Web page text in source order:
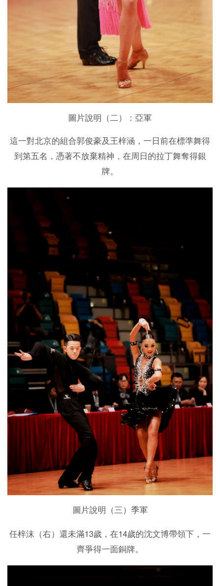
圖片說明（二）：亞軍
這一對北京的組合郭俊豪及王梓涵，一日前在標準舞得
到第五名，憑著不放棄精神，在周日的拉丁舞奪得銀
牌。
圖片說明（三）季軍
任梓沫（右）還未滿13歲，在14歲的沈文博帶領下，一
齊爭得一面銅牌。